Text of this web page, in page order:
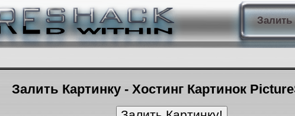
Залить
Залить Картинку - Хостинг Картинок